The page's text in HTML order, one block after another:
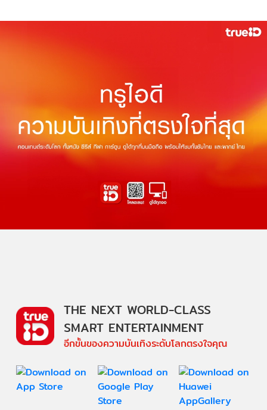
THE NEXT WORLD-CLASS
SMART ENTERTAINMENT
อีกขั้นของความบันเทิงระดับโลกตรงใจคุณ